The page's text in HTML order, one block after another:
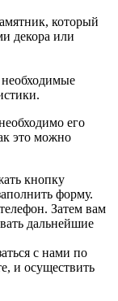
который
декора или
его
это можно
кнопку
форму.
Затем вам
дальнейшие
с нами по
и осуществить